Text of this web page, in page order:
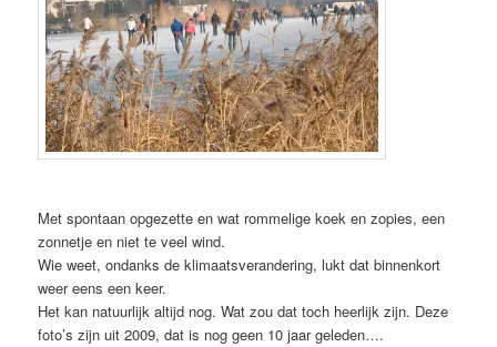
Met spontaan opgezette en wat rommelige koek en zopies, een
zonnetje en niet te veel wind.
Wie weet, ondanks de klimaatsverandering, lukt dat binnenkort
weer eens een keer.
Het kan natuurlijk altijd nog. Wat zou dat toch heerlijk zijn. Deze
foto’s zijn uit 2009, dat is nog geen 10 jaar geleden….